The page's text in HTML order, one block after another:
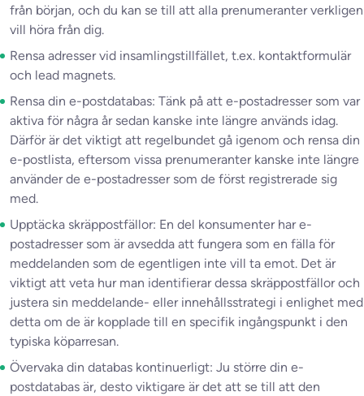
från början, och du kan se till att alla prenumeranter verkligen
vill höra från dig.
Rensa adresser vid insamlingstillfället, t.ex. kontaktformulär
och lead magnets.
Rensa din e-postdatabas: Tänk på att e-postadresser som var
aktiva för några år sedan kanske inte längre används idag.
Därför är det viktigt att regelbundet gå igenom och rensa din
e-postlista, eftersom vissa prenumeranter kanske inte längre
använder de e-postadresser som de först registrerade sig
med.
Upptäcka skräppostfällor: En del konsumenter har e-
postadresser som är avsedda att fungera som en fälla för
meddelanden som de egentligen inte vill ta emot. Det är
viktigt att veta hur man identifierar dessa skräppostfällor och
justera sin meddelande- eller innehållsstrategi i enlighet med
detta om de är kopplade till en specifik ingångspunkt i den
typiska köparresan.
Övervaka din databas kontinuerligt: Ju större din e-
postdatabas är, desto viktigare är det att se till att den